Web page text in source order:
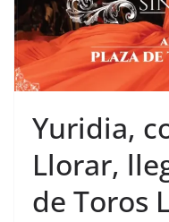
Yuridia,
Llorar,
de Toros